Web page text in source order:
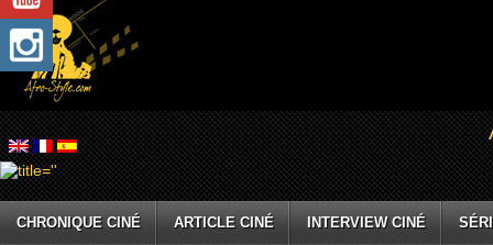
CHRONIQUE CINÉ ARTICLE CINÉ INTERVIEW CINÉ